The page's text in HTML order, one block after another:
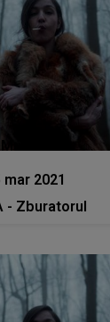
Muzica
mar 2021
- Zburatorul